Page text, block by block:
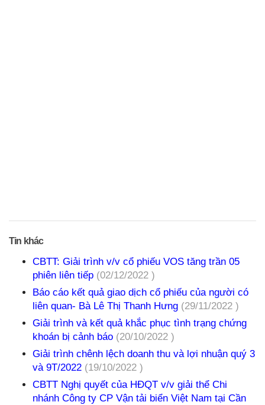
Tin khác
CBTT: Giải trình v/v cổ phiếu VOS tăng trần 05
phiên liên tiếp (02/12/2022 )
Báo cáo kết quả giao dịch cổ phiếu của người có
liên quan- Bà Lê Thị Thanh Hưng (29/11/2022 )
Giải trình và kết quả khắc phục tình trạng chứng
khoán bị cảnh báo (20/10/2022 )
Giải trình chênh lệch doanh thu và lợi nhuận quý 3
và 9T/2022 (19/10/2022 )
CBTT Nghị quyết của HĐQT v/v giải thể Chi
nhánh Công ty CP Vận tải biển Việt Nam tại Cần